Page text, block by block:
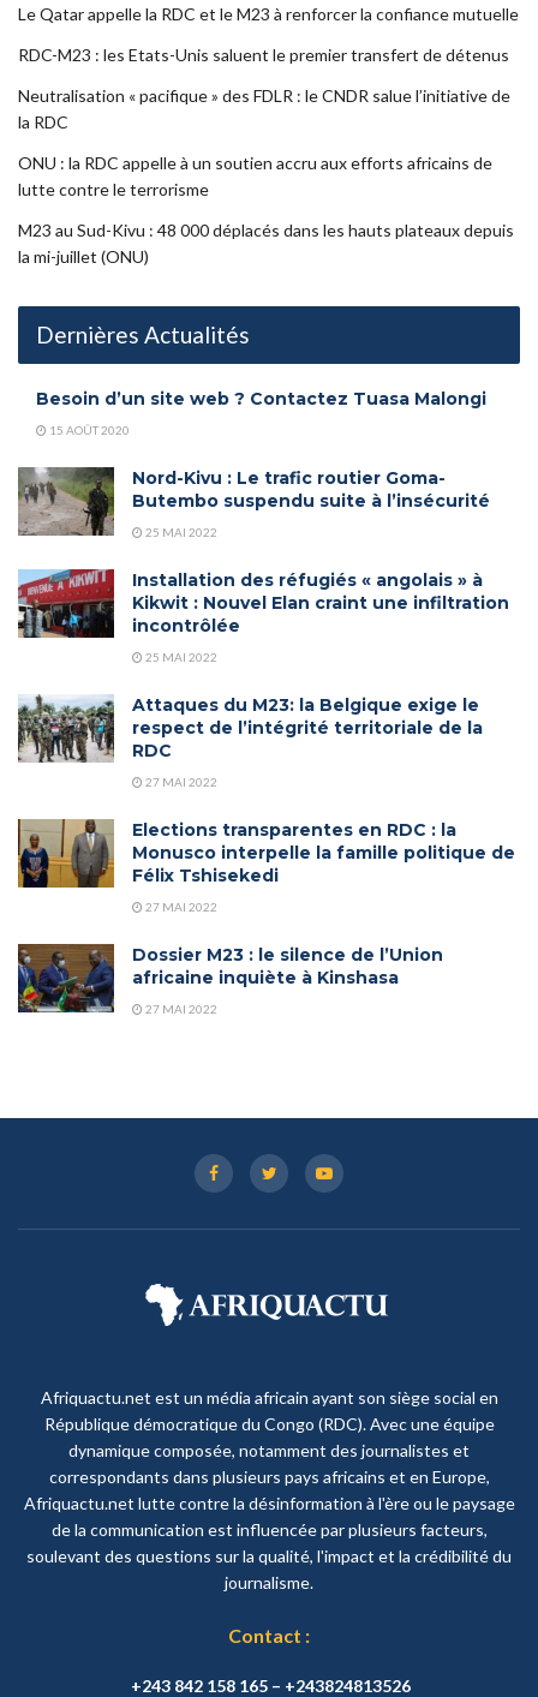
Le Qatar appelle la RDC et le M23 à renforcer la confiance mutuelle
RDC-M23 : les Etats-Unis saluent le premier transfert de détenus
Neutralisation « pacifique » des FDLR : le CNDR salue l’initiative de
la RDC
ONU : la RDC appelle à un soutien accru aux efforts africains de
lutte contre le terrorisme
M23 au Sud-Kivu : 48 000 déplacés dans les hauts plateaux depuis
la mi-juillet (ONU)
Dernières Actualités
Besoin d’un site web ? Contactez Tuasa Malongi
15 AOÛT 2020
Nord-Kivu : Le trafic routier Goma-
Butembo suspendu suite à l’insécurité
25 MAI 2022
Installation des réfugiés « angolais » à
Kikwit : Nouvel Elan craint une infiltration
incontrôlée
25 MAI 2022
Attaques du M23: la Belgique exige le
respect de l’intégrité territoriale de la
RDC
27 MAI 2022
Elections transparentes en RDC : la
Monusco interpelle la famille politique de
Félix Tshisekedi
27 MAI 2022
Dossier M23 : le silence de l’Union
africaine inquiète à Kinshasa
27 MAI 2022
Afriquactu.net est un média africain ayant son siège social en
République démocratique du Congo (RDC). Avec une équipe
dynamique composée, notamment des journalistes et
correspondants dans plusieurs pays africains et en Europe,
Afriquactu.net lutte contre la désinformation à l'ère ou le paysage
de la communication est influencée par plusieurs facteurs,
soulevant des questions sur la qualité, l'impact et la crédibilité du
journalisme.
Contact :
+243 842 158 165 – +243824813526